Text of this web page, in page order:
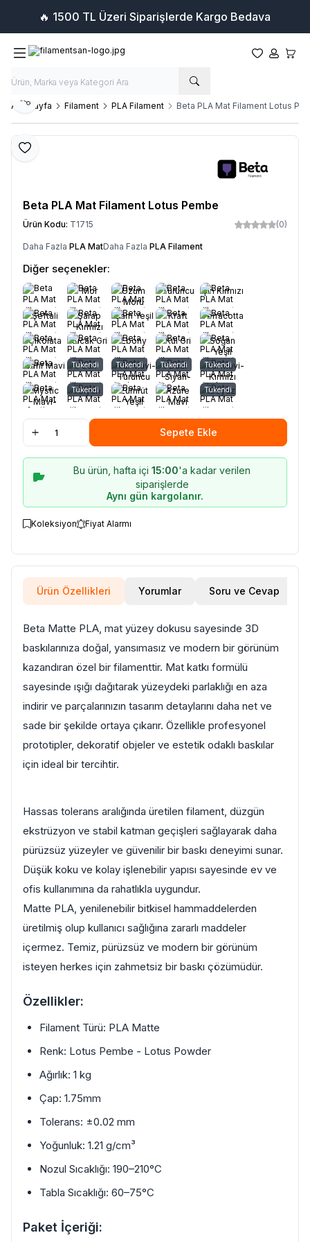
🔥 1500 TL Üzeri Siparişlerde Kargo Bedava
Favorilerim
Hesabım
Ana Sayfa Filament PLA Filament Beta PLA Mat Filament Lotus
Favoriye Ekle
Paylaş
Beta PLA Mat Filament Lotus Pembe
Ürün Kodu: T1715 (0)
Daha Fazla PLA MatDaha Fazla PLA Filament
Diğer seçenekler:
Mor
Üzüm
Moru
Turuncu Çin Kırmızı
Şeftali
Şarap
Kırmızı
Çam Yeşil Kraft Terracotta
Çikolata Sıcak Gri Ebony Kül Gri
Soğan
Yeşil
Safir Mavi
Tükendi
Sarı Tükendi
Dual Mavi-
Turuncu
Tükendi
Dual
Siyah-
Kırmızı
Tükendi
Dual Mavi-
Kırmızı
Mystic
Mavi-
Tükendi
Siyah
Zümrüt
Yeşil
Azure
Mavi
Tükendi
Beyaz
Sepete Ekle
Bu ürün, hafta içi 15:00'a kadar verilen
siparişlerde
Aynı gün kargolanır.
Koleksiyon Fiyat Alarmı
Ürün Özellikleri Yorumlar Soru ve Cevap
Beta Matte PLA, mat yüzey dokusu sayesinde 3D
baskılarınıza doğal, yansımasız ve modern bir görünüm
kazandıran özel bir filamenttir. Mat katkı formülü
sayesinde ışığı dağıtarak yüzeydeki parlaklığı en aza
indirir ve parçalarınızın tasarım detaylarını daha net ve
sade bir şekilde ortaya çıkarır. Özellikle profesyonel
prototipler, dekoratif objeler ve estetik odaklı baskılar
için ideal bir tercihtir.
Hassas tolerans aralığında üretilen filament, düzgün
ekstrüzyon ve stabil katman geçişleri sağlayarak daha
pürüzsüz yüzeyler ve güvenilir bir baskı deneyimi sunar.
Düşük koku ve kolay işlenebilir yapısı sayesinde ev ve
ofis kullanımına da rahatlıkla uygundur.
Matte PLA, yenilenebilir bitkisel hammaddelerden
üretilmiş olup kullanıcı sağlığına zararlı maddeler
içermez. Temiz, pürüzsüz ve modern bir görünüm
isteyen herkes için zahmetsiz bir baskı çözümüdür.
Özellikler:
Filament Türü: PLA Matte
Renk: Lotus Pembe - Lotus Powder
Ağırlık: 1 kg
Çap: 1.75mm
Tolerans: ±0.02 mm
Yoğunluk: 1.21 g/cm³
Nozul Sıcaklığı: 190–210°C
Tabla Sıcaklığı: 60–75°C
Paket İçeriği: